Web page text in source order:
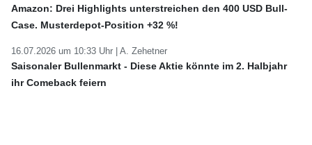
Amazon: Drei Highlights unterstreichen den 400 USD Bull-
Case. Musterdepot-Position +32 %!
16.07.2026 um 10:33 Uhr | A. Zehetner
Saisonaler Bullenmarkt - Diese Aktie könnte im 2. Halbjahr
ihr Comeback feiern